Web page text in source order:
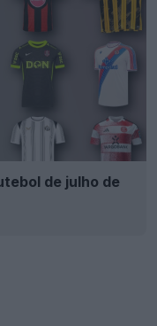
de julho de